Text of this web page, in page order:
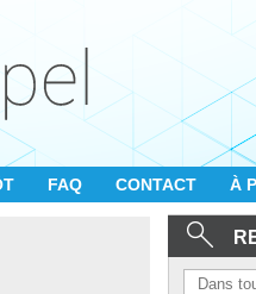
FAQ CONTACT À